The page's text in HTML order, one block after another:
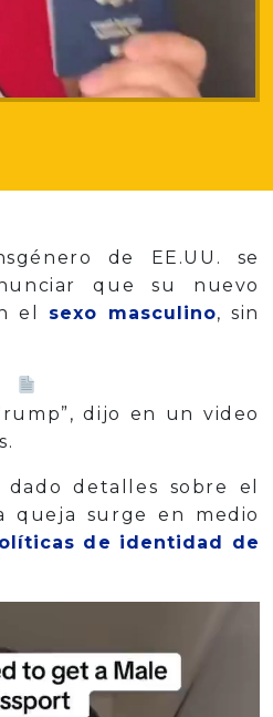
de EE.UU. se
que su nuevo
el sexo masculino, sin
dijo en un video
detalles sobre el
queja surge en medio
de identidad de